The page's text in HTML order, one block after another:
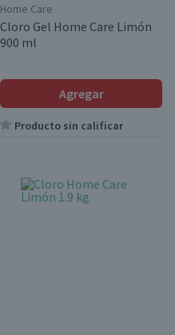
Home Care
Cloro Gel Home Care Limón
900 ml
Agregar
Producto sin calificar